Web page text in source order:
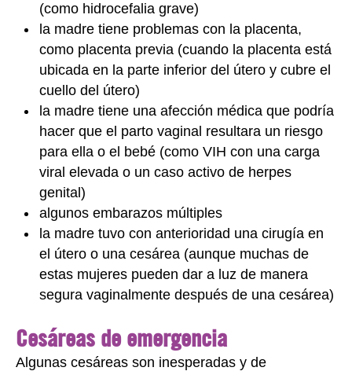
(como hidrocefalia grave)
la madre tiene problemas con la placenta,
como placenta previa (cuando la placenta está
ubicada en la parte inferior del útero y cubre el
cuello del útero)
la madre tiene una afección médica que podría
hacer que el parto vaginal resultara un riesgo
para ella o el bebé (como VIH con una carga
viral elevada o un caso activo de herpes
genital)
algunos embarazos múltiples
la madre tuvo con anterioridad una cirugía en
el útero o una cesárea (aunque muchas de
estas mujeres pueden dar a luz de manera
segura vaginalmente después de una cesárea)
Cesáreas de emergencia
Algunas cesáreas son inesperadas y de